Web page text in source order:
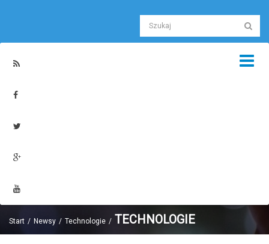
Start Newsy Technologie TECHNOLOGIE